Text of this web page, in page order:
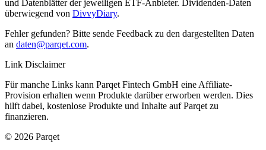
und Datenblätter der jeweiligen ETF-Anbieter. Dividenden-Daten
überwiegend von DivvyDiary.
Fehler gefunden? Bitte sende Feedback zu den dargestellten Daten
an daten@parqet.com.
Link Disclaimer
Für manche Links kann Parqet Fintech GmbH eine Affiliate-
Provision erhalten wenn Produkte darüber erworben werden. Dies
hilft dabei, kostenlose Produkte und Inhalte auf Parqet zu
finanzieren.
© 2026 Parqet